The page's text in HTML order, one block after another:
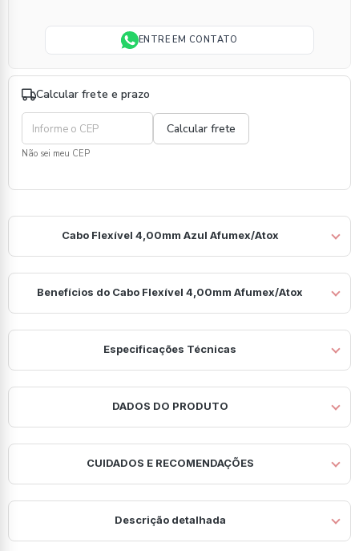
ENTRE EM CONTATO
Calcular frete e prazo
Não sei meu CEP
Cabo Flexível 4,00mm Azul Afumex/Atox
Benefícios do Cabo Flexível 4,00mm Afumex/Atox
Especificações Técnicas
DADOS DO PRODUTO
CUIDADOS E RECOMENDAÇÕES
Descrição detalhada